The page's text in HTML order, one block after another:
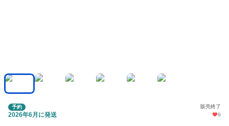
予約 販売終了
2026年6月に発送 9